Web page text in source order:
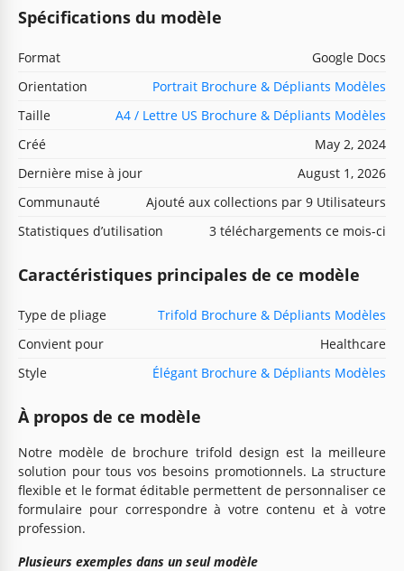
Spécifications du modèle
Format
Google Docs
Orientation
Portrait Brochure & Dépliants Modèles
Taille
A4 / Lettre US Brochure & Dépliants Modèles
Créé
May 2, 2024
Dernière mise à jour
August 1, 2026
Communauté
Ajouté aux collections par 9 Utilisateurs
Statistiques d’utilisation
3 téléchargements ce mois-ci
Caractéristiques principales de ce modèle
Type de pliage
Trifold Brochure & Dépliants Modèles
Convient pour
Healthcare
Style
Élégant Brochure & Dépliants Modèles
À propos de ce modèle
Notre modèle de brochure trifold design est la meilleure
solution pour tous vos besoins promotionnels. La structure
flexible et le format éditable permettent de personnaliser ce
formulaire pour correspondre à votre contenu et à votre
profession.
Plusieurs exemples dans un seul modèle